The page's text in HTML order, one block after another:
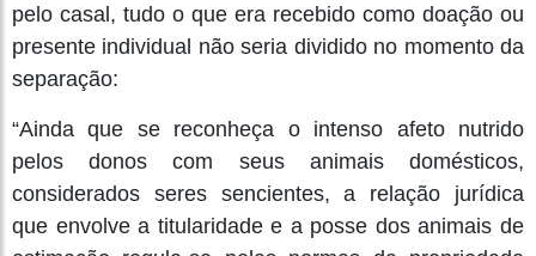
pelo casal, tudo o que era recebido como doação ou
presente individual não seria dividido no momento da
separação:
“Ainda que se reconheça o intenso afeto nutrido
pelos donos com seus animais domésticos,
considerados seres sencientes, a relação jurídica
que envolve a titularidade e a posse dos animais de